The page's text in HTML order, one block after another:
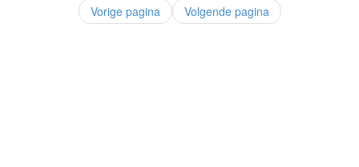
Vorige pagina Volgende pagina